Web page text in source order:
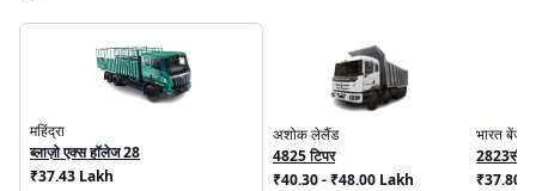
महिंद्रा
ब्लाज़ो एक्स हॉलेज 28
₹37.43 Lakh
अशोक लेलैंड
4825 टिपर
₹40.30 - ₹48.00 Lakh
भारत बेंज
2823सी
₹37.80